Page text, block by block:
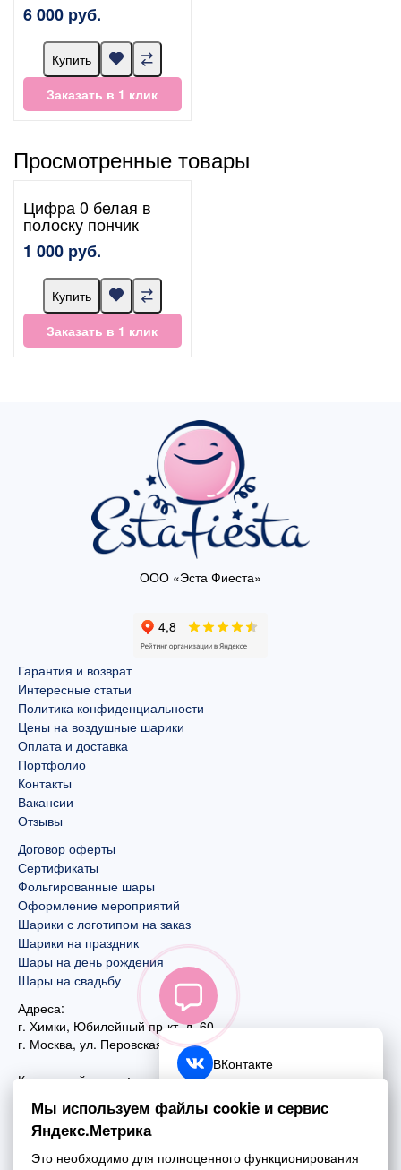
6 000 руб.
Купить
Заказать в 1 клик
Просмотренные товары
Цифра 0 белая в
полоску пончик
1 000 руб.
Купить
Заказать в 1 клик
ООО «Эста Фиеста»
Гарантия и возврат
Интересные статьи
Политика конфиденциальности
Цены на воздушные шарики
Оплата и доставка
Портфолио
Контакты
Вакансии
Отзывы
Договор оферты
Сертификаты
Фольгированные шары
Оформление мероприятий
Шарики с логотипом на заказ
Шарики на праздник
Шары на день рождения
Шары на свадьбу
Адреса:
г. Химки, Юбилейный пр-кт, д. 60
г. Москва, ул. Перовская, д. 59
Контактный номер:
+7 (495) 970-44-75
Почта:
ВКонтакте
Telegram
Мы используем файлы cookie и сервис
Яндекс.Метрика
Это необходимо для полноценного функционирования